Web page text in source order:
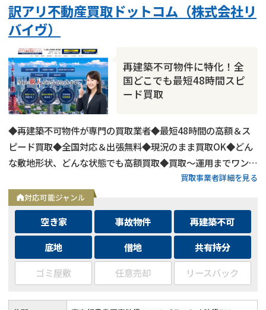
訳アリ不動産買取ドットコム（株式会社リ
バイヴ）
再建築不可物件に特化！全
国どこでも最短48時間スピ
ード買取
◆再建築不可物件が専門の買取業者◆最短48時間の高額＆ス
ピード買取◆全国対応＆出張無料◆現況のまま買取OK◆どん
な敷地形状、どんな状態でも高額買取◆買取〜運用までワンス
トップ対応◆無料査定＆相談はフォームから24時間受付
買取事業者詳細を見る
対応可能ジャンル
空き家 事故物件
再建築不可
底地
借地
共有持分
ゴミ屋敷
任意売却 リースバック